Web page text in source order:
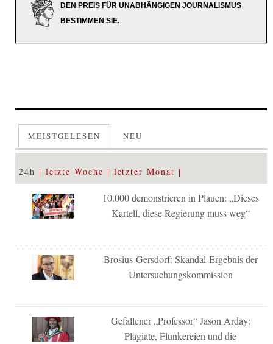
DEN PREIS FÜR UNABHÄNGIGEN JOURNALISMUS
BESTIMMEN SIE.
MEISTGELESEN NEU
24h letzte Woche letzter Monat
10.000 demonstrieren in Plauen: „Dieses
Kartell, diese Regierung muss weg“
Brosius-Gersdorf: Skandal-Ergebnis der
Untersuchungskommission
Gefallener „Professor“ Jason Arday:
Plagiate, Flunkereien und die